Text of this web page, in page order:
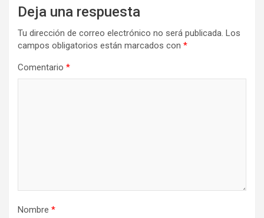
Deja una respuesta
Tu dirección de correo electrónico no será publicada. Los
campos obligatorios están marcados con *
Comentario *
Nombre *